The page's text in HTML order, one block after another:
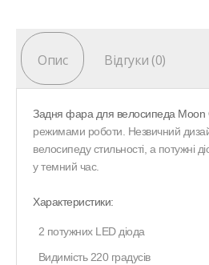
Опис Відгуки (0)
Задня фара для велосипеда Moon
режимами роботи. Незвичний
велосипеду стильності, а потужні
у темний час.
Характеристики:
2 потужних LED діода
Видимість 220 градусів